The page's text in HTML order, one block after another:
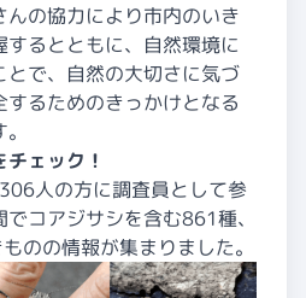
んの協力により市内のいき
るとともに、自然環境に
で、自然の大切さに気づ
るためのきっかけとなる
ェック！
人の方に調査員として参
コアジサシを含む861種、
のの情報が集まりました。